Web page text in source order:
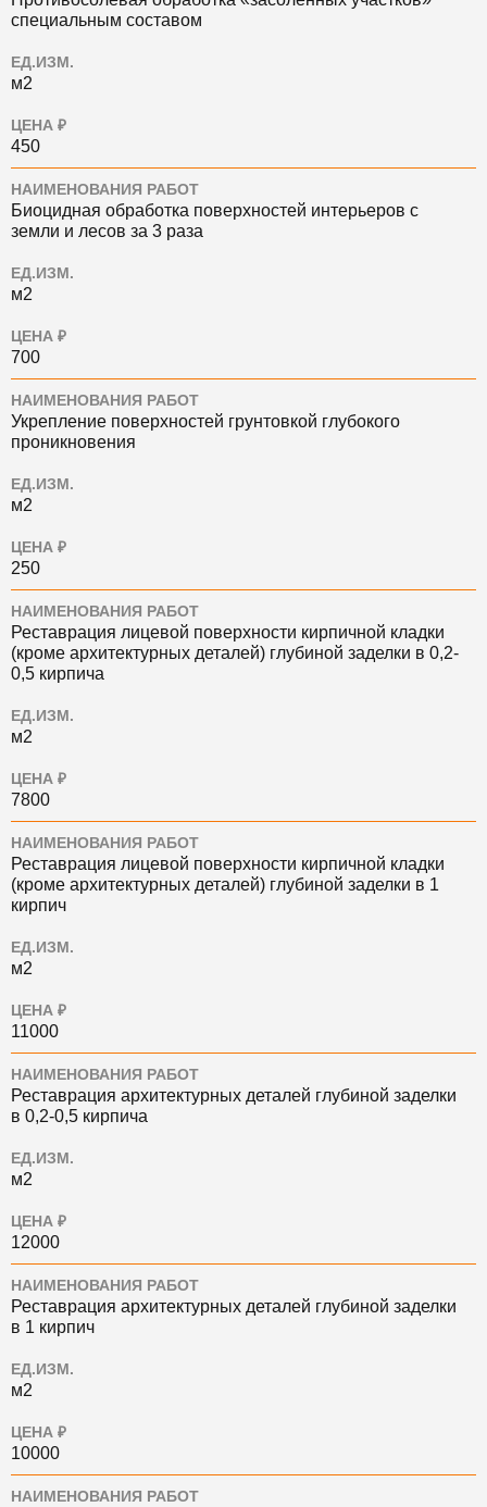
специальным составом
ЕД.ИЗМ.
м2
ЦЕНА ₽
450
НАИМЕНОВАНИЯ РАБОТ
Биоцидная обработка поверхностей интерьеров с
земли и лесов за 3 раза
ЕД.ИЗМ.
м2
ЦЕНА ₽
700
НАИМЕНОВАНИЯ РАБОТ
Укрепление поверхностей грунтовкой глубокого
проникновения
ЕД.ИЗМ.
м2
ЦЕНА ₽
250
НАИМЕНОВАНИЯ РАБОТ
Реставрация лицевой поверхности кирпичной кладки
(кроме архитектурных деталей) глубиной заделки в 0,2-
0,5 кирпича
ЕД.ИЗМ.
м2
ЦЕНА ₽
7800
НАИМЕНОВАНИЯ РАБОТ
Реставрация лицевой поверхности кирпичной кладки
(кроме архитектурных деталей) глубиной заделки в 1
кирпич
ЕД.ИЗМ.
м2
ЦЕНА ₽
11000
НАИМЕНОВАНИЯ РАБОТ
Реставрация архитектурных деталей глубиной заделки
в 0,2-0,5 кирпича
ЕД.ИЗМ.
м2
ЦЕНА ₽
12000
НАИМЕНОВАНИЯ РАБОТ
Реставрация архитектурных деталей глубиной заделки
в 1 кирпич
ЕД.ИЗМ.
м2
ЦЕНА ₽
10000
НАИМЕНОВАНИЯ РАБОТ